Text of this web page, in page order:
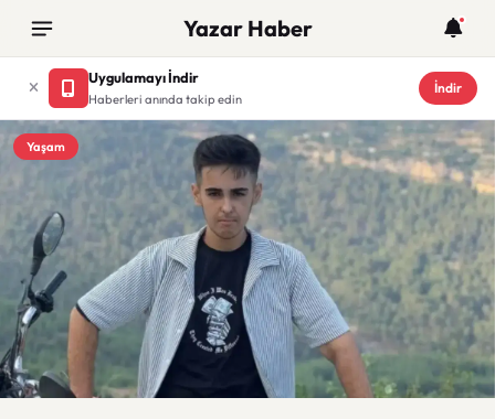
Yazar Haber
Uygulamayı İndir
Haberleri anında takip edin
İndir
Yaşam